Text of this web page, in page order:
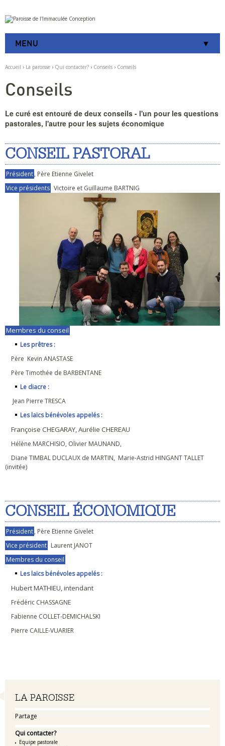
Aller
au
contenu.
à
navigation
Outils
personnels
MENU
Accueil › La paroisse › Qui contacter? › Conseils › Conseils
Navigation
LA PAROISSE
Partage
Qui contacter?
Equipe pastorale
Conseils
Le curé est entouré de deux conseils - l'un pour les questions
pastorales, l'autre pour les sujets économique
CONSEIL PASTORAL
Président, Père Etienne Givelet
Vice présidents Victoire et Guillaume BARTNIG
Membres du conseil
Les prêtres :
Père Kevin ANASTASE
Père Timothée de BARBENTANE
Le diacre :
Jean Pierre TRESCA
Les laïcs bénévoles appelés :
Françoise CHEGARAY, Aurélie CHEREAU
Hélène MARCHISIO, Olivier MAUNAND,
Diane TIMBAL DUCLAUX de MARTIN, Marie-Astrid HINGANT TALLET
(invitée)
CONSEIL ÉCONOMIQUE
Président, Père Etienne Givelet
Vice président Laurent JANOT
Membres du conseil
Les laïcs bénévoles appelés :
Hubert MATHIEU, intendant
Frédéric CHASSAGNE
Fabienne COLLET-DEMICHALSKI
Pierre CAILLE-VUARIER